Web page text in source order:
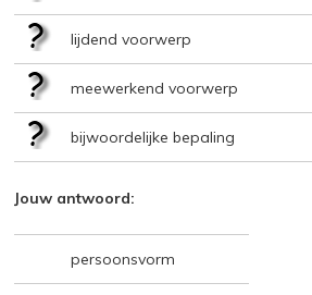
lijdend voorwerp
meewerkend voorwerp
bijwoordelijke bepaling
Jouw antwoord:
persoonsvorm